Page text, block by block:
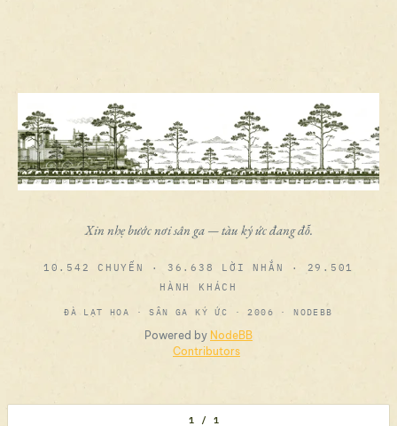
Xin nhẹ bước nơi sân ga — tàu ký ức đang đỗ.
10.542 CHUYẾN · 36.638 LỜI NHẮN · 29.501
HÀNH KHÁCH
ĐÀ LẠT HOA · SÂN GA KÝ ỨC · 2006 · NODEBB
Powered by NodeBB
Contributors
1 / 1